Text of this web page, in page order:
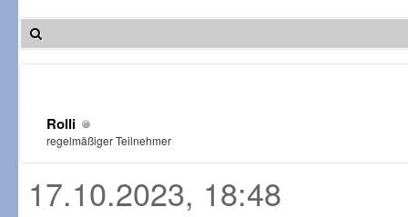
Rolli
regelmäßiger Teilnehmer
17.10.2023, 18:48